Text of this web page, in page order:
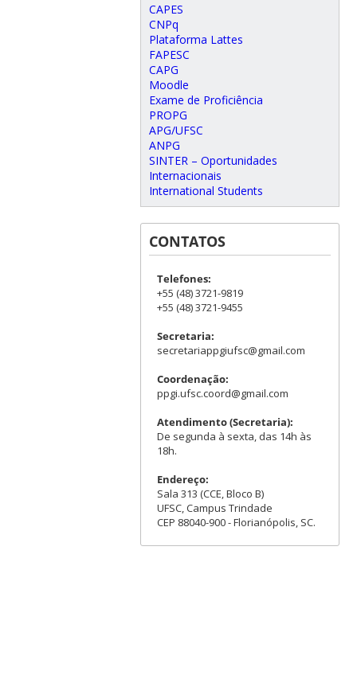
CAPES
CNPq
Plataforma Lattes
FAPESC
CAPG
Moodle
Exame de Proficiência
PROPG
APG/UFSC
ANPG
SINTER – Oportunidades
Internacionais
International Students
CONTATOS
Telefones:
+55 (48) 3721-9819
+55 (48) 3721-9455
Secretaria:
secretariappgiufsc@gmail.com
Coordenação:
ppgi.ufsc.coord@gmail.com
Atendimento (Secretaria):
De segunda à sexta, das 14h às
18h.
Endereço:
Sala 313 (CCE, Bloco B)
UFSC, Campus Trindade
CEP 88040-900 - Florianópolis, SC.